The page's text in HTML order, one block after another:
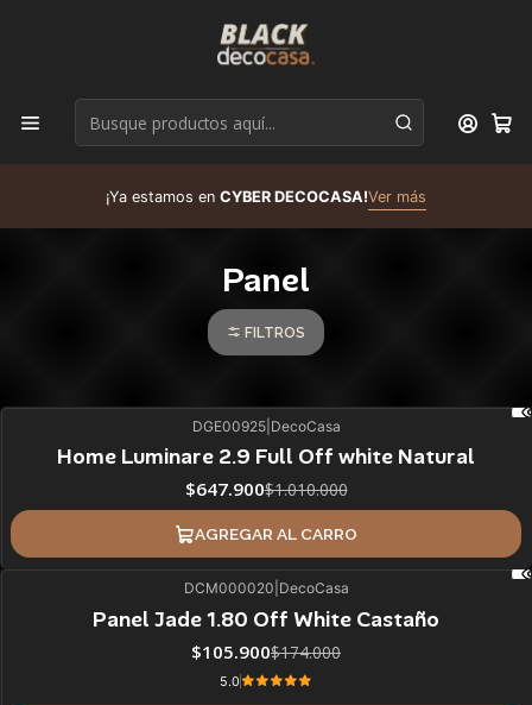
¡Ya estamos en CYBER DECOCASA!Ver más
Panel
FILTROS
DGE00925| DecoCasa
Home Luminare 2.9 Full Off white Natural
$647.900$1.010.000
AGREGAR AL CARRO
DCM000020 DecoCasa
Panel Jade 1.80 Off White Castaño
$105.900$174.000
5.0